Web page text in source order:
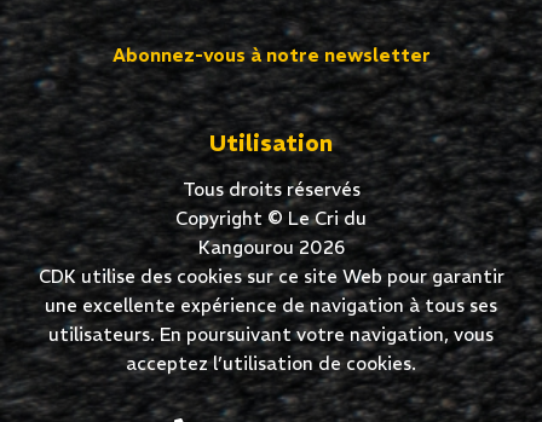
Abonnez-vous à notre newsletter
Utilisation
Tous droits réservés
Copyright © Le Cri du
Kangourou 2026
CDK utilise des cookies sur ce site Web pour garantir
une excellente expérience de navigation à tous ses
utilisateurs. En poursuivant votre navigation, vous
acceptez l’utilisation de cookies.